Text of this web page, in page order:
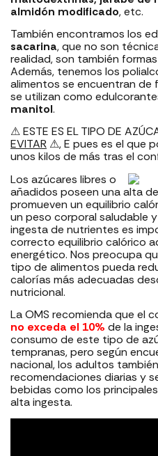
almidón modificado, etc.
También encontramos los
sacarina, que no son
realidad, son también
Además, tenemos los
alimentos se encuentran de
se utilizan como
manitol.
⚠ ESTE ES EL TIPO DE
EVITAR ⚠, E pues es el que
unos kilos de más tras el
Los azúcares libres o
añadidos poseen una alta
promueven un equilibrio
un peso corporal saludable
ingesta de nutrientes es
correcto equilibrio calórico
energético. Nos preocupa
tipo de alimentos pueda
calorías más adecuadas
nutricional.
La OMS recomienda que el
no exceda el 10% de la
consumo de este tipo de
tempranas, pero según
nacional, los adultos
recomendaciones diarias y
bebidas como los
alta ingesta.